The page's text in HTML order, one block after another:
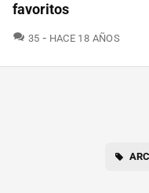
favoritos
35 COMENTARIOS
HACE 18 AÑOS